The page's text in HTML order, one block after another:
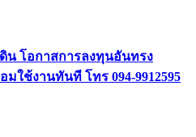
น โอกาสการลงทุนอันทรง
ใช้งานทันที โทร 094-9912595